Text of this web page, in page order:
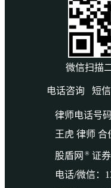
微信扫描
电话咨询 短
律师电话号
王虎 律师 合
股盾网 ® 证
电话/微信：